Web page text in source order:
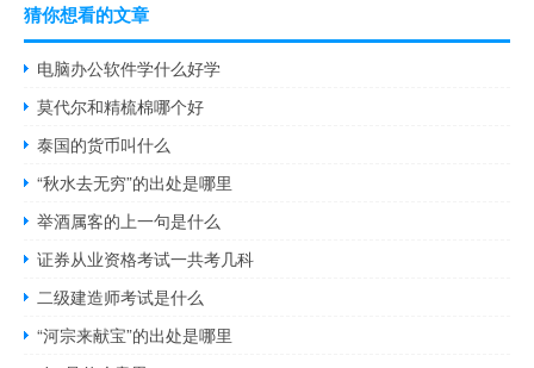
猜你想看的文章
电脑办公软件学什么好学
莫代尔和精梳棉哪个好
泰国的货币叫什么
“秋水去无穷”的出处是哪里
举酒属客的上一句是什么
证券从业资格考试一共考几科
二级建造师考试是什么
“河宗来献宝”的出处是哪里